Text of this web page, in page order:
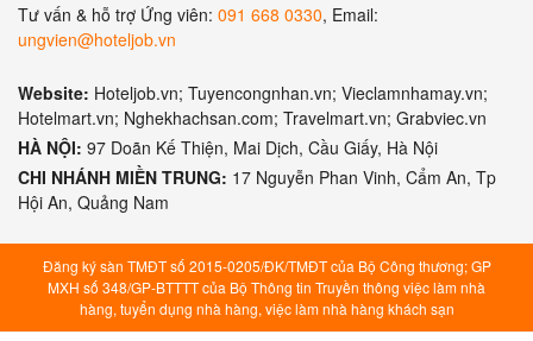
Tư vấn & hỗ trợ Ứng viên: 091 668 0330, Email:
ungvien@hoteljob.vn
Website: Hoteljob.vn; Tuyencongnhan.vn; Vieclamnhamay.vn;
Hotelmart.vn; Nghekhachsan.com; Travelmart.vn; Grabviec.vn
HÀ NỘI: 97 Doãn Kế Thiện, Mai Dịch, Cầu Giấy, Hà Nội
CHI NHÁNH MIỀN TRUNG: 17 Nguyễn Phan Vinh, Cẩm An, Tp
Hội An, Quảng Nam
Đăng ký sàn TMĐT số 2015-0205/ĐK/TMĐT của Bộ Công thương; GP
MXH số 348/GP-BTTTT của Bộ Thông tin Truyền thông việc làm nhà
hàng, tuyển dụng nhà hàng, việc làm nhà hàng khách sạn